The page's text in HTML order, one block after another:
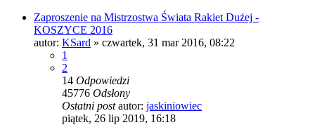
Zaproszenie na Mistrzostwa Świata Rakiet Dużej -
KOSZYCE 2016
autor: KSard » czwartek, 31 mar 2016, 08:22
1
2
14 Odpowiedzi
45776 Odsłony
Ostatni postautor: jaskiniowiec
piątek, 26 lip 2019, 16:18